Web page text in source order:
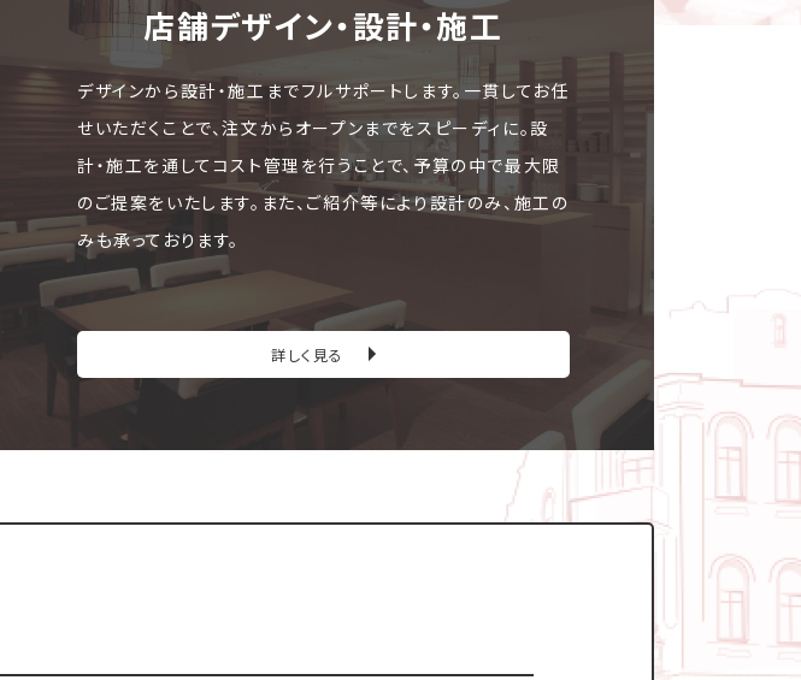
店舗デザイン・設計・施⼯
デザインから設計・施工までフルサポートします。一貫してお任
せいただくことで、注文からオープンまでをスピーディに。設
計・施工を通してコスト管理を行うことで、予算の中で最大限
のご提案をいたします。また、ご紹介等により設計のみ、施工の
みも承っております。
詳しく見る